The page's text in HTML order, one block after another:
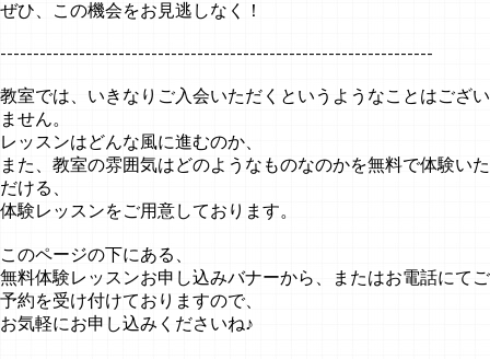
ぜひ、この機会をお見逃しなく！
------------------------------------------------------------------
教室では、いきなりご入会いただくというようなことはござい
ません。
レッスンはどんな風に進むのか、
また、教室の雰囲気はどのようなものなのかを無料で体験いた
だける、
体験レッスンをご用意しております。
このページの下にある、
無料体験レッスンお申し込みバナーから、またはお電話にてご
予約を受け付けておりますので、
お気軽にお申し込みくださいね♪